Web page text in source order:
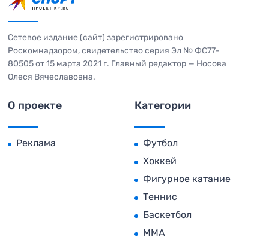
Сетевое издание (сайт) зарегистрировано
Роскомнадзором, свидетельство серия Эл № ФС77-
80505 от 15 марта 2021 г. Главный редактор — Носова
Олеся Вячеславовна.
О проекте
Реклама
Категории
Футбол
Хоккей
Фигурное катание
Теннис
Баскетбол
MMA